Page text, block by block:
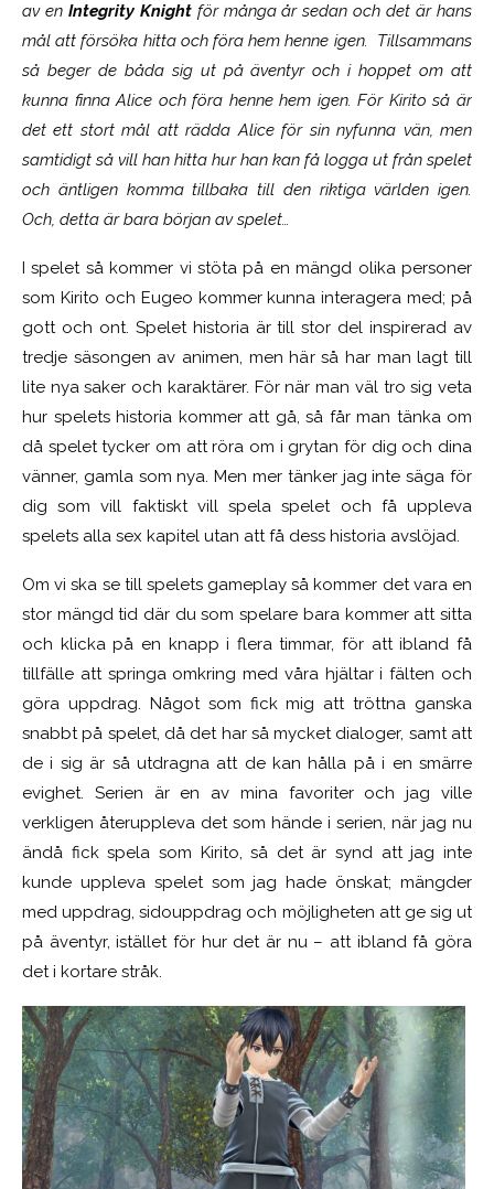
av en Integrity Knightför många år sedan och det är hans
mål att försöka hitta och föra hem henne igen. Tillsammans
så beger de båda sig ut på äventyr och i hoppet om att
kunna finna Alice och föra henne hem igen. För Kirito så är
det ett stort mål att rädda Alice för sin nyfunna vän, men
samtidigt så vill han hitta hur han kan få logga ut från spelet
och äntligen komma tillbaka till den riktiga världen igen.
Och, detta är bara början av spelet…
I spelet så kommer vi stöta på en mängd olika personer
som Kirito och Eugeo kommer kunna interagera med; på
gott och ont. Spelet historia är till stor del inspirerad av
tredje säsongen av animen, men här så har man lagt till
lite nya saker och karaktärer. För när man väl tro sig veta
hur spelets historia kommer att gå, så får man tänka om
då spelet tycker om att röra om i grytan för dig och dina
vänner, gamla som nya. Men mer tänker jag inte säga för
dig som vill faktiskt vill spela spelet och få uppleva
spelets alla sex kapitel utan att få dess historia avslöjad.
Om vi ska se till spelets gameplay så kommer det vara en
stor mängd tid där du som spelare bara kommer att sitta
och klicka på en knapp i flera timmar, för att ibland få
tillfälle att springa omkring med våra hjältar i fälten och
göra uppdrag. Något som fick mig att tröttna ganska
snabbt på spelet, då det har så mycket dialoger, samt att
de i sig är så utdragna att de kan hålla på i en smärre
evighet. Serien är en av mina favoriter och jag ville
verkligen återuppleva det som hände i serien, när jag nu
ändå fick spela som Kirito, så det är synd att jag inte
kunde uppleva spelet som jag hade önskat; mängder
med uppdrag, sidouppdrag och möjligheten att ge sig ut
på äventyr, istället för hur det är nu – att ibland få göra
det i kortare stråk.